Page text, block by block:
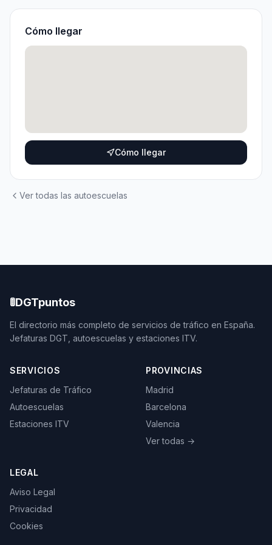
Cómo llegar
Cómo llegar
Ver todas las autoescuelas
🚦DGTpuntos
El directorio más completo de servicios de tráfico en España.
Jefaturas DGT, autoescuelas y estaciones ITV.
SERVICIOS
Jefaturas de Tráfico
Autoescuelas
Estaciones ITV
PROVINCIAS
Madrid
Barcelona
Valencia
Ver todas →
LEGAL
Aviso Legal
Privacidad
Cookies